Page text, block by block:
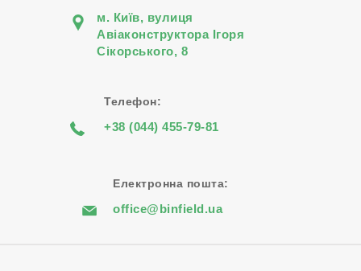
м. Київ, вулиця
Авіаконструктора Iгоря
Сiкорського, 8
Телефон:
+38 (044) 455-79-81
Електронна пошта:
office@binfield.ua